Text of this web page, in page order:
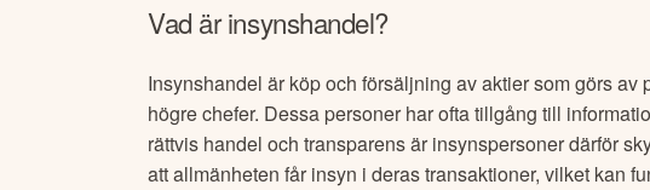
Vad är insynshandel?
Insynshandel är köp och försäljning av aktier som görs
högre chefer. Dessa personer har ofta tillgång till
rättvis handel och transparens är insynspersoner därför
att allmänheten får insyn i deras transaktioner, vilket kan